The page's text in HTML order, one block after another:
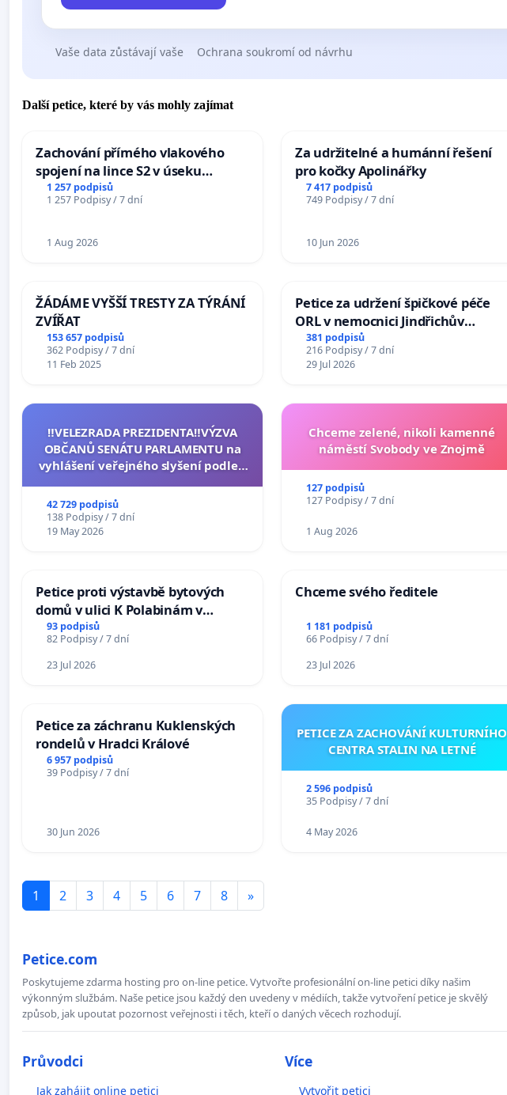
Vaše data zůstávají vaše Ochrana soukromí od návrhu
Další petice, které by vás mohly zajímat
Zachování přímého vlakového
spojení na lince S2 v úseku
Ostrava – Bohumín – Karviná –
Mosty u Jablunkova
1 257 podpisů
1 257 Podpisy / 7 dní
1 Aug 2026
Za udržitelné a humánní řešení
pro kočky Apolinářky
7 417 podpisů
749 Podpisy / 7 dní
10 Jun 2026
ŽÁDÁME VYŠŠÍ TRESTY ZA TÝRÁNÍ
ZVÍŘAT
153 657 podpisů
362 Podpisy / 7 dní
11 Feb 2025
Petice za udržení špičkové péče
ORL v nemocnici Jindřichův
Hradec
381 podpisů
216 Podpisy / 7 dní
29 Jul 2026
‼️VELEZRADA PREZIDENTA‼️VÝZVA
OBČANŮ SENÁTU PARLAMENTU na
vyhlášení veřejného slyšení podle §
na přijetí usnesení k podání ústavní
žaloby na prezidenta republiky
42 729 podpisů
138 Podpisy / 7 dní
19 May 2026
Chceme zelené, nikoli kamenné
náměstí Svobody ve Znojmě
127 podpisů
127 Podpisy / 7 dní
1 Aug 2026
Petice proti výstavbě bytových
domů v ulici K Polabinám v
Pardubicích
93 podpisů
82 Podpisy / 7 dní
23 Jul 2026
Chceme svého ředitele
1 181 podpisů
66 Podpisy / 7 dní
23 Jul 2026
Petice za záchranu Kuklenských
rondelů v Hradci Králové
6 957 podpisů
39 Podpisy / 7 dní
30 Jun 2026
PETICE ZA ZACHOVÁNÍ KULTURNÍHO
CENTRA STALIN NA LETNÉ
2 596 podpisů
35 Podpisy / 7 dní
4 May 2026
1 2 3 4 5 6 7 8 »
Petice.com
Poskytujeme zdarma hosting pro on-line petice. Vytvořte profesionální on-line petici díky našim
výkonným službám. Naše petice jsou každý den uvedeny v médiích, takže vytvoření petice je skvělý
způsob, jak upoutat pozornost veřejnosti i těch, kteří o daných věcech rozhodují.
Průvodci
Jak zahájit online petici
Více
Vytvořit petici